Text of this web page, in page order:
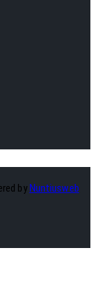
by Nuntiusweb